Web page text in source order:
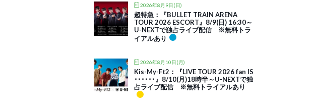
2026年8月9日(日)
超特急：『BULLET TRAIN ARENA
TOUR 2026 ESCORT』8/9(日) 16:30～
U-NEXTで独占ライブ配信 ※無料トラ
イアルあり
2026年8月10日(月)
Kis-My-Ft2：『LIVE TOUR 2026 fan IS
･･････』8/10(月)18時半～U-NEXTで独
占ライブ配信 ※無料トライアルあり